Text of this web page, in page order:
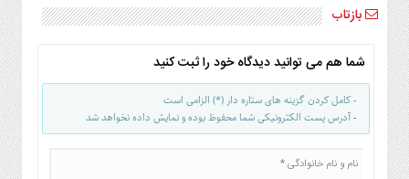
نگاه
روز
گوناگون
بازتاب
شما هم می توانید دیدگاه خود را ثبت کنید
- کامل کردن گزینه های ستاره دار (*) الزامی است
- آدرس پست الکترونیکی شما محفوظ بوده و نمایش داده نخواهد شد